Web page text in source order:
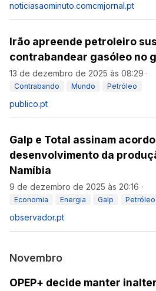
noticiasaominuto.comcmjornal.pt
Irão apreende petroleiro
contrabandear gasóleo no
13 de dezembro de 2025 às 08:29 ·
Contrabando Mundo Petróleo
publico.pt
Galp e Total assinam
desenvolvimento da
Namíbia
9 de dezembro de 2025 às 20:16 ·
Economia Energia Galp Petróleo
observador.pt
Novembro
OPEP+ decide manter